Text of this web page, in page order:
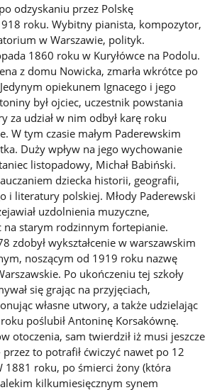
odzyskaniu przez Polskę
roku. Wybitny pianista, kompozytor,
w Warszawie, polityk.
1860 roku w Kuryłówce na Podolu.
z domu Nowicka, zmarła wkrótce po
opiekunem Ignacego i jego
był ojciec, uczestnik powstania
za udział w nim odbył karę roku
W tym czasie małym Paderewskim
Duży wpływ na jego wychowanie
listopadowy, Michał Babiński.
dziecka historii, geografii,
i literatury polskiej. Młody Paderewski
uzdolnienia muzyczne,
na starym rodzinnym fortepianie.
zdobył wykształcenie w warszawskim
noszącym od 1919 roku nazwę
Po ukończeniu tej szkoły
się grając na przyjęciach,
własne utwory, a także udzielając
poślubił Antoninę Korsakównę.
otoczenia, sam twierdził iż musi jeszcze
to potrafił ćwiczyć nawet po 12
1881 roku, po śmierci żony (która
kilkumiesięcznym synem